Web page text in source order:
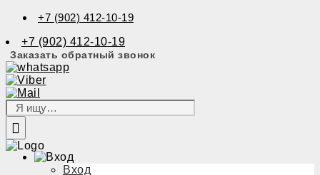
+7 (902) 412-10-19
+7 (902) 412-10-19
Заказать обратный звонок
Вход